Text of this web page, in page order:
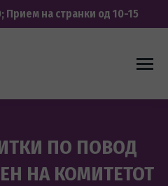
Прием на странки од 10-15
ПО ПОВОД
НА КОМИТЕТОТ